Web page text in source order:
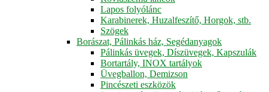
Lapos folyólánc
Karabinerek, Huzalfeszítő, Horgok, stb.
Szögek
Borászat, Pálinkás ház, Segédanyagok
Pálinkás üvegek, Díszüvegek, Kapszulák
Bortartály, INOX tartályok
Üvegballon, Demizson
Pincészeti eszközök